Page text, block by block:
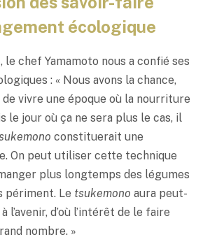
écologique
chef Yamamoto nous a confié ses
: « Nous avons la chance,
vivre une époque où la nourriture
le jour où ça ne sera plus le cas, il
constituerait une
On peut utiliser cette technique
plus longtemps des légumes
périment. Le tsukemono aura peut-
l’avenir, d’où l’intérêt de le faire
nombre. »